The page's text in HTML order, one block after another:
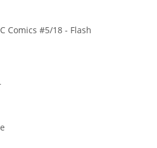
Comics #5/18 - Flash